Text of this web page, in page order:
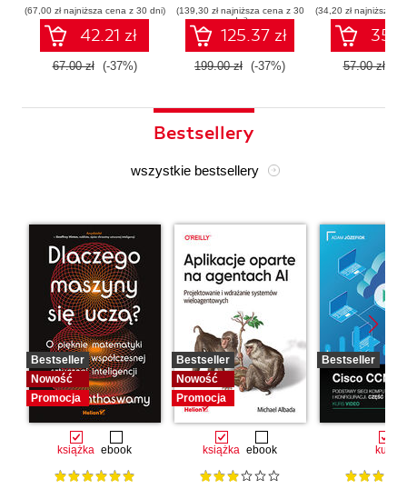
(67,00 zł najniższa cena z 30 dni)
42.21 zł
67.00 zł (-37%)
narzędzia i techniki
umożliwiające
konstruowanie
inteligentnych
systemów
(139,30 zł najniższa cena z 30
dni)
125.37 zł
199.00 zł (-37%)
(34,20 zł najniższa
57.00 zł
Bestsellery
wszystkie bestsellery
Bestseller
Nowość
Promocja
książka ebook
Bestseller
Nowość
Promocja
książka ebook
Bestseller
kurs